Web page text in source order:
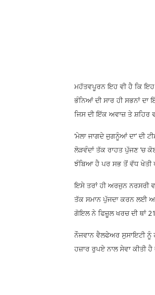
ਮਹੱਤਵਪੂਰਨ ਇਹ ਵੀ ਹੈ ਕਿ ਇਹ
ਭੰਨਿਆਂ ਦੀ ਸਾਰ ਹੀ ਸਭਨਾਂ
ਜਿਸ ਦੀ ਇੱਕ ਅਵਾਜ਼ ਤੇ
‘ਮੇਲਾ ਜਾਗਦੇ ਜੁਗਨੂੰਆਂ ਦਾ’ ਦੀ
ਲੋੜਵੰਦਾਂ ਤੱਕ ਰਾਹਤ ਪੁੱਜਣ ’ਚ
ਝੰਬਿਆ ਹੈ ਪਰ ਸਭ ਤੋਂ ਵੱਧ ਖੇਤੀ
ਇਸੇ ਤਰਾਂ ਹੀ ਅਰਜੁਨ ਨਰਸਰੀ
ਤੱਕ ਸਮਾਨ ਪੁੱਜਦਾ ਕਰਨ ਲਈ
ਗੋਇਲ ਨੇ ਫਿਜ਼ੂਲ ਖਰਚ ਦੀ ਥਾਂ
ਨੌਜਵਾਨ ਵੈਲਫੇਅਰ ਸੁਸਾਇਟੀ ਨੂੰ
ਹਜ਼ਾਰ ਰੁਪਏ ਨਾਲ ਸੇਵਾ ਕੀਤੀ